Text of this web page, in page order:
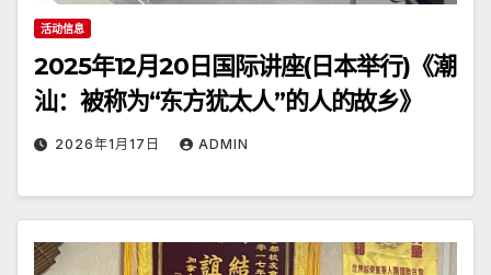
活动信息
2025年12月20日国际讲座(日本举行)《潮
汕：被称为“东方犹太人”的人的故乡》
2026年1月17日 ADMIN